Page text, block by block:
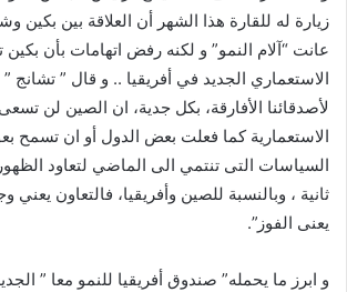
زيارة له للقارة هذا الشهر أن العلاقة بين بكين
عانت “آلام النمو” و لكنه رفض اتهامات بأن
الاستعماري الجديد في أفريقيا .. و قال ” تشانج ”
لأصدقائنا الأفارقة، بكل جدية، ان الصين لن
الاستعمارية كما فعلت بعض الدول أو ان تسمح
السياسات التى تنتمي الى الماضي لتعاود
ثانية ، وبالنسبة للصين وأفريقيا، فالتعاون
يعنى الفوز”.
و ابرز ما يحمله” صندوق أفريقيا للنمو معا ”